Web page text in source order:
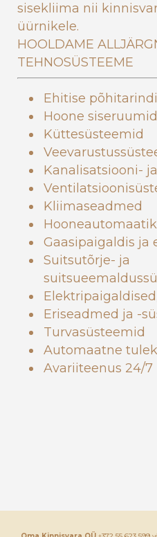
sisekliima nii
üürnikele.
HOOLDAME
TEHNOSÜSTEEME
Ehitise
Hoone
Küttesüsteemid
Kanalisatsiooni-
Kliimaseadmed
Gaasipaigaldis ja
Suitsutõrje- ja
Eriseadmed ja -
Turvasüsteemid
Automaatne
Avariiteenus 24/7